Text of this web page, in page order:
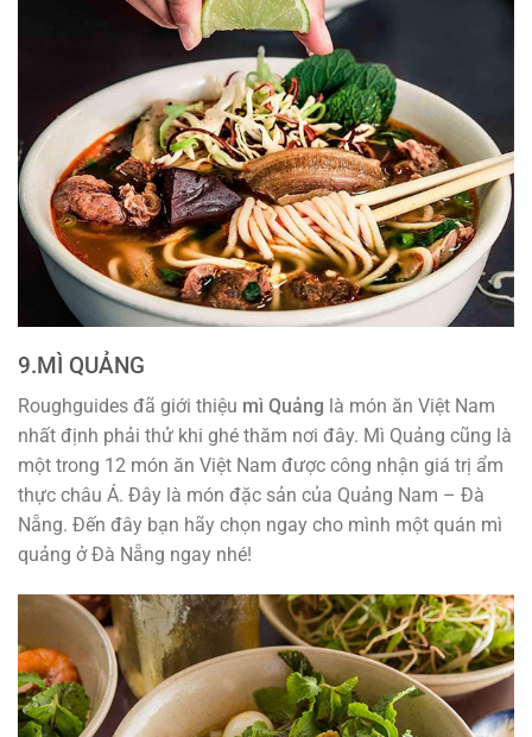
9.MÌ QUẢNG
Roughguides đã giới thiệu mì Quảng là món ăn Việt Nam
nhất định phải thử khi ghé thăm nơi đây. Mì Quảng cũng là
một trong 12 món ăn Việt Nam được công nhận giá trị ẩm
thực châu Á. Đây là món đặc sản của Quảng Nam – Đà
Nẵng. Đến đây bạn hãy chọn ngay cho mình một quán mì
quảng ở Đà Nẵng ngay nhé!